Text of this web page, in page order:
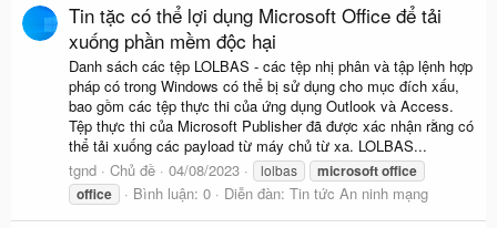
Tin tặc có thể lợi dụng Microsoft Office để tải
xuống phần mềm độc hại
Danh sách các tệp LOLBAS - các tệp nhị phân và tập lệnh hợp
pháp có trong Windows có thể bị sử dụng cho mục đích xấu,
bao gồm các tệp thực thi của ứng dụng Outlook và Access.
Tệp thực thi của Microsoft Publisher đã được xác nhận rằng có
thể tải xuống các payload từ máy chủ từ xa. LOLBAS...
tgnd
Chủ đề 04/08/2023 lolbas microsoftoffice
office
Bình luận: 0 Diễn đàn: Tin tức An ninh mạng